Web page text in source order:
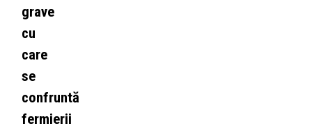
grave
cu
care
se
confruntă
fermierii